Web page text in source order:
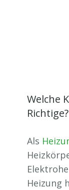
Welche
Richtige?
Als
Heizung